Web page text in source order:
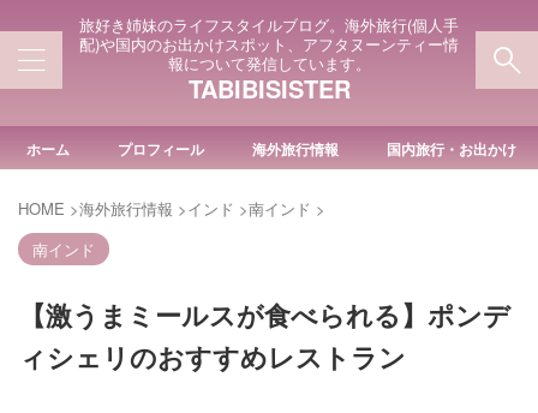
旅好き姉妹のライフスタイルブログ。海外旅行(個人手
配)や国内のお出かけスポット、アフタヌーンティー情
報について発信しています。
TABIBISISTER
ホーム プロフィール 海外旅行情報 国内旅行・お出かけ
HOME >海外旅行情報 >インド >南インド >
南インド
【激うまミールスが食べられる】ポンデ
ィシェリのおすすめレストラン